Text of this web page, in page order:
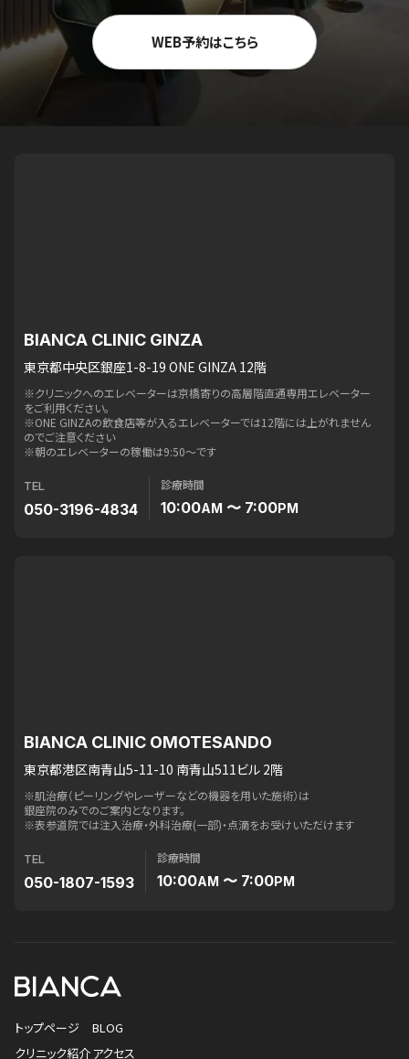
WEB予約はこちら
BIANCA CLINIC GINZA
東京都中央区銀座1-8-19 ONE GINZA 12階
※クリニックへのエレベーターは京橋寄りの高層階直通専用エレベーター
をご利用ください。
※ONE GINZAの飲食店等が入るエレベーターでは12階には上がれません
のでご注意ください
※朝のエレベーターの稼働は9:50〜です
TEL
050-3196-4834
診療時間
10:00AM 〜 7:00PM
BIANCA CLINIC OMOTESANDO
東京都港区南青山5-11-10 南青山511ビル 2階
※肌治療（ピーリングやレーザーなどの機器を用いた施術）は
銀座院のみでのご案内となります。
※表参道院では注入治療・外科治療(一部)・点滴をお受けいただけます
TEL
050-1807-1593
診療時間
10:00AM 〜 7:00PM
トップページ
クリニック紹介
BLOG
アクセス